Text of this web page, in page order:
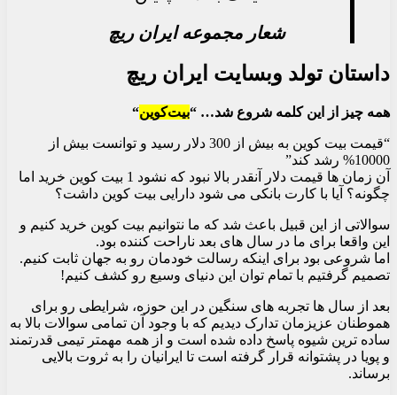
شعار مجموعه ایران ریچ
داستان تولد وبسایت ایران ریچ
همه چیز از این کلمه شروع شد… “بیت‌کوین“
“قیمت بیت کوین به بیش از 300 دلار رسید و توانست بیش از
10000% رشد کند”
آن زمان ها قیمت دلار آنقدر بالا نبود که نشود 1 بیت کوین خرید اما
چگونه؟ آیا با کارت بانکی می شود دارایی بیت کوین داشت؟
سوالاتی از این قبیل باعث شد که ما نتوانیم بیت کوین خرید کنیم و
این واقعا برای ما در سال های بعد ناراحت کننده بود.
اما شروعی بود برای اینکه رسالت خودمان رو به جهان ثابت کنیم.
تصمیم گرفتیم با تمام توان این دنیای وسیع رو کشف کنیم!
بعد از سال ها تجربه های سنگین در این حوزه، شرایطی رو برای
هموطنان عزیزمان تدارک دیدیم که با وجود آن تمامی سوالات بالا به
ساده ترین شیوه پاسخ داده شده است و از همه مهمتر تیمی قدرتمند
و پویا در پشتوانه قرار گرفته است تا ایرانیان را به ثروت بالایی
برساند.